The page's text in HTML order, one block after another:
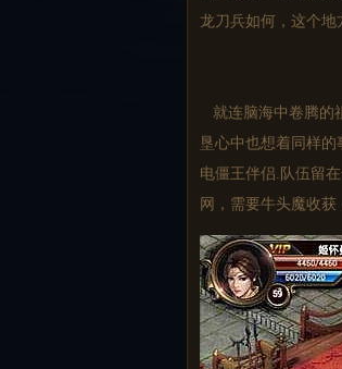
龙刀兵如何，这个地
就连脑海中卷腾的
垦心中也想着同样
电僵王伴侣.队伍留
网，需要牛头魔收获